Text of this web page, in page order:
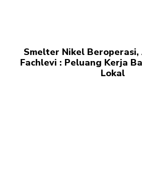
Smelter Nikel Beroperasi,
Fachlevi : Peluang Kerja
Lokal